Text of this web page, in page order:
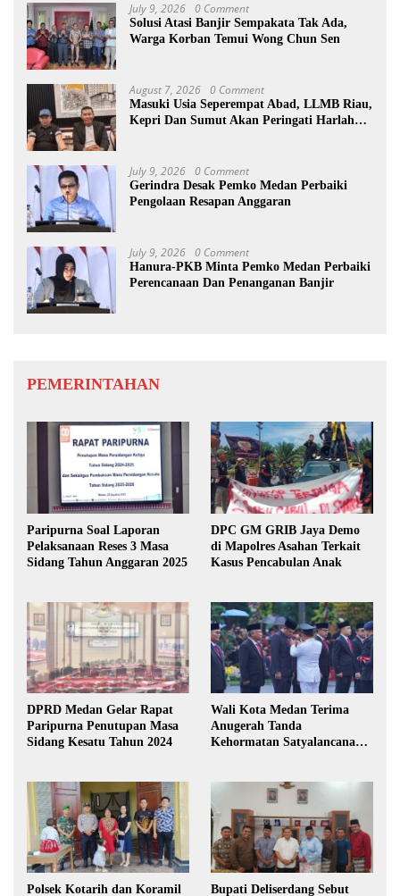
July 9, 2026 0 Comment
Solusi Atasi Banjir Sempakata Tak Ada,
Warga Korban Temui Wong Chun Sen
August 7, 2026 0 Comment
Masuki Usia Seperempat Abad, LLMB Riau,
Kepri Dan Sumut Akan Peringati Harlah
July 9, 2026 0 Comment
Gerindra Desak Pemko Medan Perbaiki
Pengolaan Resapan Anggaran
July 9, 2026 0 Comment
Hanura-PKB Minta Pemko Medan Perbaiki
Perencanaan Dan Penanganan Banjir
PEMERINTAHAN
Paripurna Soal Laporan
Pelaksanaan Reses 3 Masa
Sidang Tahun Anggaran 2025
DPC GM GRIB Jaya Demo
di Mapolres Asahan Terkait
Kasus Pencabulan Anak
DPRD Medan Gelar Rapat
Paripurna Penutupan Masa
Sidang Kesatu Tahun 2024
Wali Kota Medan Terima
Anugerah Tanda
Kehormatan Satyalancana
Polsek Kotarih dan Koramil
Bupati Deliserdang Sebut